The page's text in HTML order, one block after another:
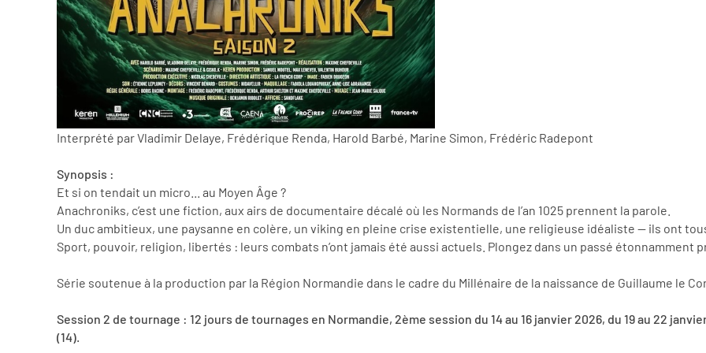
Interprété par Vladimir Delaye, Frédérique Renda, Harold Barbé, Marine Simon, Frédéric Radepont
Synopsis :
Et si on tendait un micro... au Moyen Âge ?
Anachroniks, c’est une fiction, aux airs de documentaire décalé où les Normands de l’an 1025 prennent la parole.
Un duc ambitieux, une paysanne en colère, un viking en pleine crise existentielle, une religieuse idéaliste — ils ont
Sport, pouvoir, religion, libertés : leurs combats n’ont jamais été aussi actuels. Plongez dans un passé
Série soutenue à la production par la Région Normandie dans le cadre du Millénaire de la naissance de Guillaume le
Session 2 de tournage : 12 jours de tournages en Normandie, 2ème session du 14 au 16 janvier 2026, du 19 au 22
(14).